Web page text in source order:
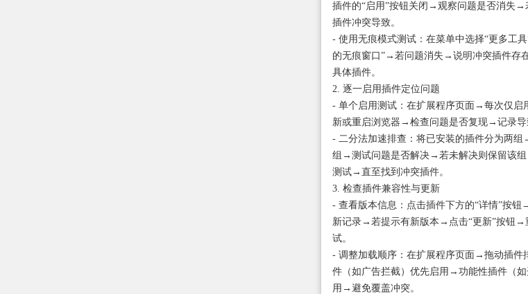
插件的“启用”按钮关闭→观察问题是否消失→
插件冲突导致。
- 使用无痕模式测试：在菜单中选择“更多工
的无痕窗口”→若问题消失→说明冲突插件存
具体插件。
2. 逐一启用插件定位问题
- 单个启用测试：在扩展程序页面→每次仅启
新或重启浏览器→检查问题是否复现→记录导
- 二分法加速排查：将已安装的插件分为两
组→测试问题是否解决→若未解决则保留该
测试→直至找到冲突插件。
3. 检查插件兼容性与更新
- 查看版本信息：点击插件下方的“详情”按
新记录→若提示有新版本→点击“更新”按钮→
试。
- 调整加载顺序：在扩展程序页面→拖动插
件（如广告拦截）优先启用→功能性插件（
用→避免覆盖冲突。